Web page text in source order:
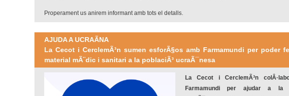
Properament us anirem informant amb tots el detalls.
AJUDA A UCRAÃNA
La Cecot i CerclemÃ³n sumen esforÃ§os amb Farmamundi per poder
material mÃ¨dic i sanitari a la poblaciÃ³ ucraÃ¯nesa
La Cecot i CerclemÃ³n
Farmamundi per ajudar a la